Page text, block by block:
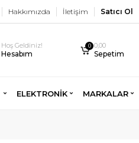
Hakkımızda İletişim Satıcı Ol
Hoş Geldiniz!
Hesabım
0 0,00
Sepetim
ELEKTRONİK MARKALAR